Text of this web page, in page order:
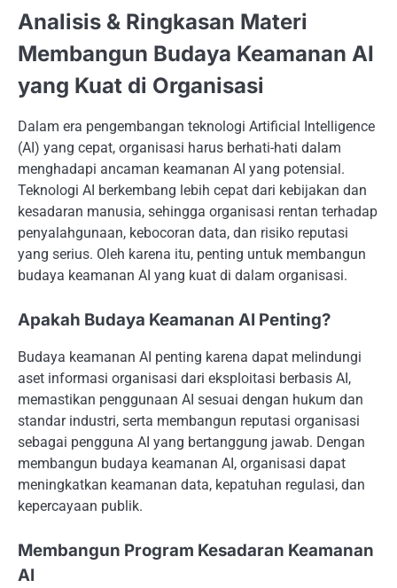
Analisis & Ringkasan Materi
Membangun Budaya Keamanan AI
yang Kuat di Organisasi
Dalam era pengembangan teknologi Artificial Intelligence
(AI) yang cepat, organisasi harus berhati-hati dalam
menghadapi ancaman keamanan AI yang potensial.
Teknologi AI berkembang lebih cepat dari kebijakan dan
kesadaran manusia, sehingga organisasi rentan terhadap
penyalahgunaan, kebocoran data, dan risiko reputasi
yang serius. Oleh karena itu, penting untuk membangun
budaya keamanan AI yang kuat di dalam organisasi.
Apakah Budaya Keamanan AI Penting?
Budaya keamanan AI penting karena dapat melindungi
aset informasi organisasi dari eksploitasi berbasis AI,
memastikan penggunaan AI sesuai dengan hukum dan
standar industri, serta membangun reputasi organisasi
sebagai pengguna AI yang bertanggung jawab. Dengan
membangun budaya keamanan AI, organisasi dapat
meningkatkan keamanan data, kepatuhan regulasi, dan
kepercayaan publik.
Membangun Program Kesadaran Keamanan
AI